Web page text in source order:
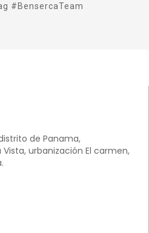
#BensercaTeam
de Panama,
urbanización El carmen,